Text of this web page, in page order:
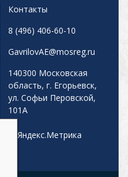
Контакты
8 (496) 406-60-10
GavrilovAE@mosreg.ru
140300 Московская
область, г. Егорьевск,
ул. Софьи Перовской,
101А